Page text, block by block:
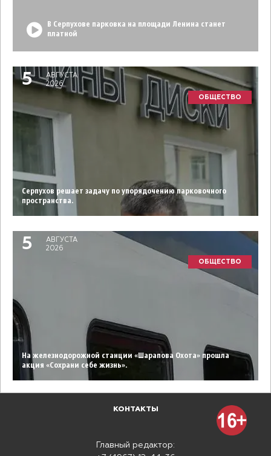
В Серпухове парковка на площади Ленина станет
платной
5
АВГУСТА
2026
ОБЩЕСТВО
Серпухов решает задачу по упорядочению парковочного
пространства.
5
АВГУСТА
2026
ОБЩЕСТВО
На железнодорожной станции «Шарапова Охота» прошла
акция «Сохрани себе жизнь».
КОНТАКТЫ
Главный редактор: